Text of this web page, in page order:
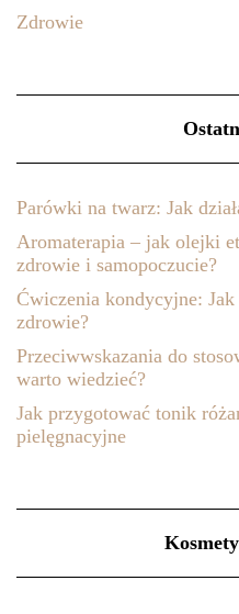
Zdrowie
Parówki na twarz: Jak
Aromaterapia – jak olejki
zdrowie i samopoczucie?
Ćwiczenia kondycyjne:
zdrowie?
Przeciwwskazania do
warto wiedzieć?
Jak przygotować tonik
pielęgnacyjne